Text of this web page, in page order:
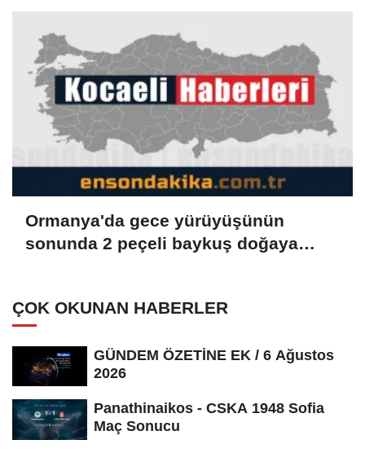
Ormanya'da gece yürüyüşünün
sonunda 2 peçeli baykuş doğaya
ÇOK OKUNAN HABERLER
GÜNDEM ÖZETİNE EK / 6 Ağustos
2026
Panathinaikos - CSKA 1948 Sofia
Maç Sonucu